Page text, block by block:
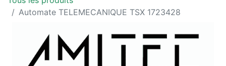
Automate TELEMECANIQUE TSX 1723428